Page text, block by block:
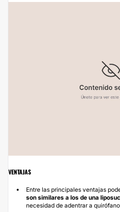
VENTAJAS
Entre las principales ventajas
son similares a los de una
necesidad de adentrar a